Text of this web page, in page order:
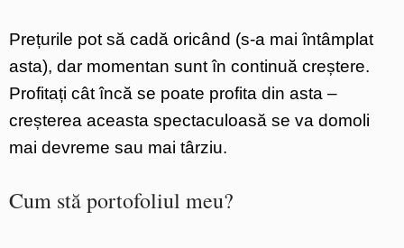
Prețurile pot să cadă oricând (s-a mai întâmplat
asta), dar momentan sunt în continuă creștere.
Profitați cât încă se poate profita din asta –
creșterea aceasta spectaculoasă se va domoli
mai devreme sau mai târziu.
Cum stă portofoliul meu?